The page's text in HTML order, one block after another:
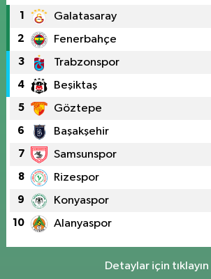
1 Galatasaray
2 Fenerbahçe
3 Trabzonspor
4 Beşiktaş
5 Göztepe
6 Başakşehir
7 Samsunspor
8 Rizespor
9 Konyaspor
10 Alanyaspor
Detaylar için tıklayın